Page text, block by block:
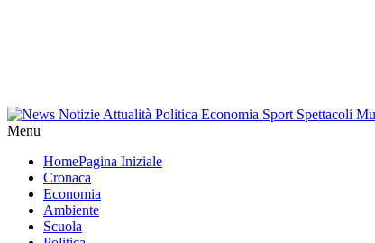
Menu
HomePagina Iniziale
Cronaca
Economia
Ambiente
Scuola